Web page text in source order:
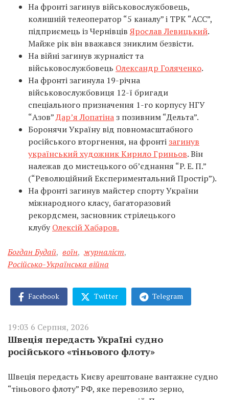
На фронті загинув військовослужбовець,
колишній телеоператор “5 каналу” і ТРК “АСС”,
підприємець із ЧернівцівЯрослав Левицький.
Майже рік він вважався зниклим безвісти.
На війні загинув журналіст та
військовослужбовець Олександр Голяченко.
На фронті загинула 19-річна
військовослужбовиця 12-ї бригади
спеціального призначення 1-го корпусу НГУ
“Азов”Дар’я Лопатіназ позивним “Дельта”.
Боронячи Україну від повномасштабного
російського вторгнення, на фронтізагинув
український художник Кирило Гриньов. Він
належав до мистецького об’єднання “P. Е. П.”
(“Революційний Експериментальний Простір”).
На фронті загинув майстер спорту України
міжнародного класу, багаторазовий
рекордсмен, засновник стрілецького
клубуОлексій Хабаров.
Богдан Будай, воїн, журналіст,
Російсько-Українська війна
Facebook Twitter Telegram
19:03 6 Серпня, 2026
Швеція передасть Україні судно
російського «тіньового флоту»
Швеція передасть Києву арештоване вантажне судно
“тіньового флоту” РФ, яке перевозило зерно,